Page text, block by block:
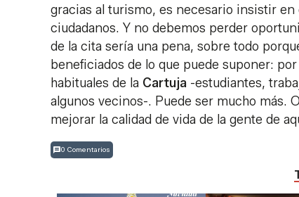
gracias al turismo, es necesario insistir
ciudadanos. Y no debemos perder
de la cita sería una pena, sobre todo
beneficiados de lo que puede suponer:
habituales de la Cartuja -estudiantes,
algunos vecinos-. Puede ser mucho más.
mejorar la calidad de vida de la gente de
0 Comentarios